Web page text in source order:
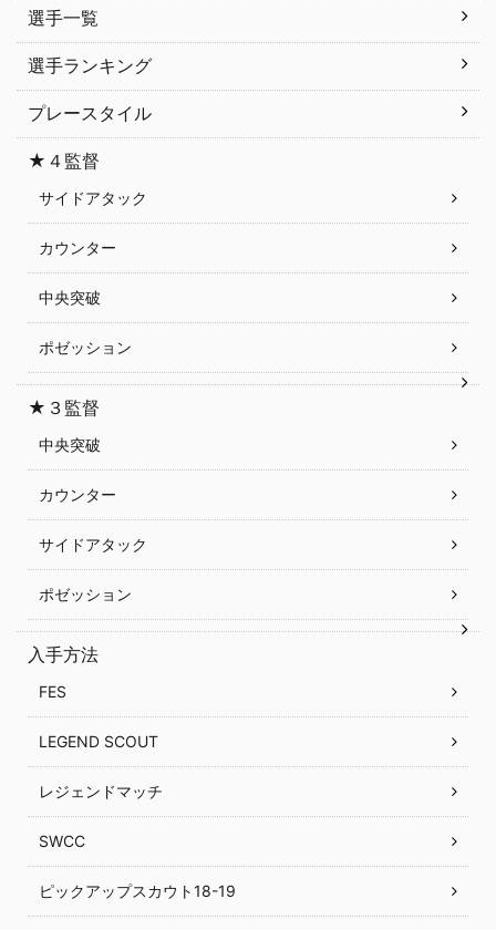
選手一覧
選手ランキング
プレースタイル
★４監督
サイドアタック
カウンター
中央突破
ポゼッション
★３監督
中央突破
カウンター
サイドアタック
ポゼッション
入手方法
FES
LEGEND SCOUT
レジェンドマッチ
SWCC
ピックアップスカウト18-19